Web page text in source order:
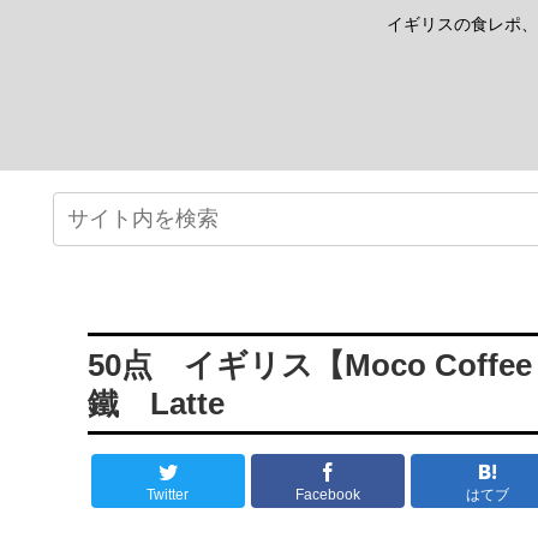
イギリスの食レポ
50点 イギリス【Moco
鐵 Latte
Twitter Facebook はてブ